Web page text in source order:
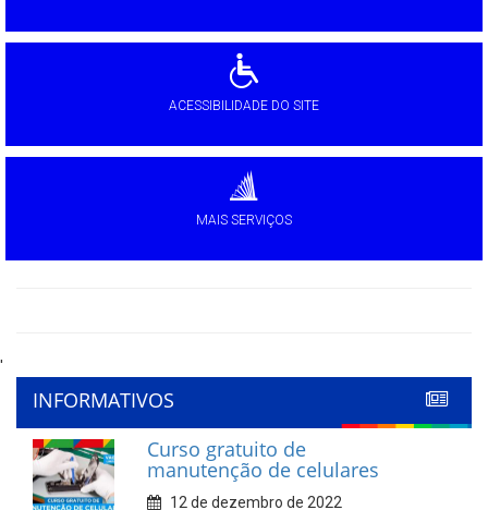
ACESSIBILIDADE DO SITE
MAIS SERVIÇOS
'
INFORMATIVOS
Curso gratuito de
manutenção de celulares
12 de dezembro de 2022